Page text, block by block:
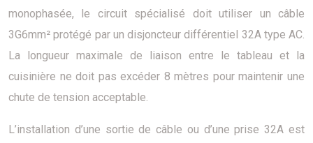
monophasée, le circuit spécialisé doit utiliser un câble
3G6mm² protégé par un disjoncteur différentiel 32A type AC.
La longueur maximale de liaison entre le tableau et la
cuisinière ne doit pas excéder 8 mètres pour maintenir une
chute de tension acceptable.
L’installation d’une sortie de câble ou d’une prise 32A est